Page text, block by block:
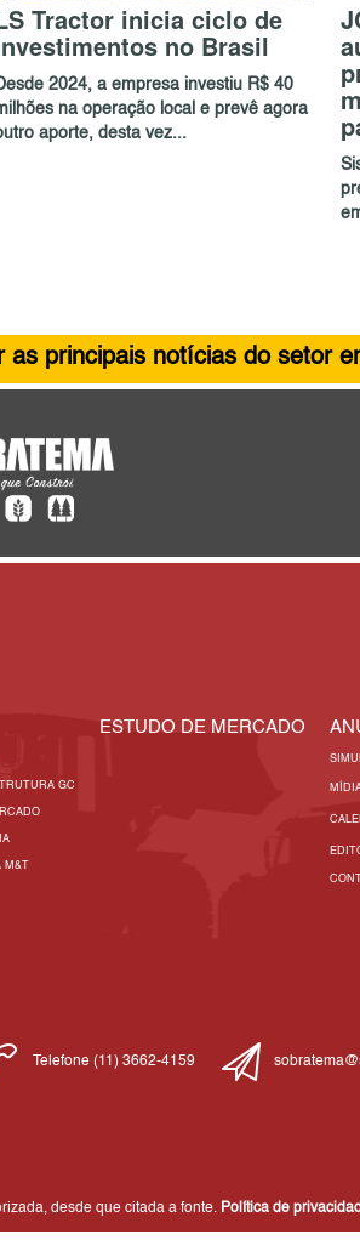
Tractor inicia ciclo de
no Brasil
2024, a empresa investiu R$ 40
na operação local e prevê agora
aporte, desta vez...
principais notícias do setor
GC
ESTUDO DE MERCADO
Telefone (11) 3662-4159
desde que citada a fonte. Política de